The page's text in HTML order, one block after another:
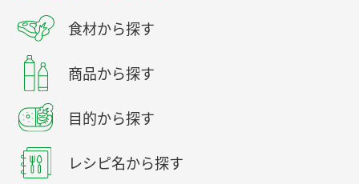
食材から探す
商品から探す
目的から探す
レシピ名から探す